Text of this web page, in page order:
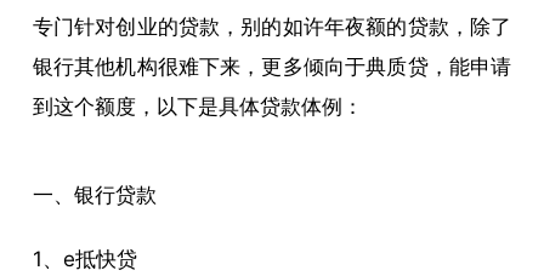
专门针对创业的贷款，别的如许年夜额的贷款，除了
银行其他机构很难下来，更多倾向于典质贷，能申请
到这个额度，以下是具体贷款体例：
一、银行贷款
1、e抵快贷